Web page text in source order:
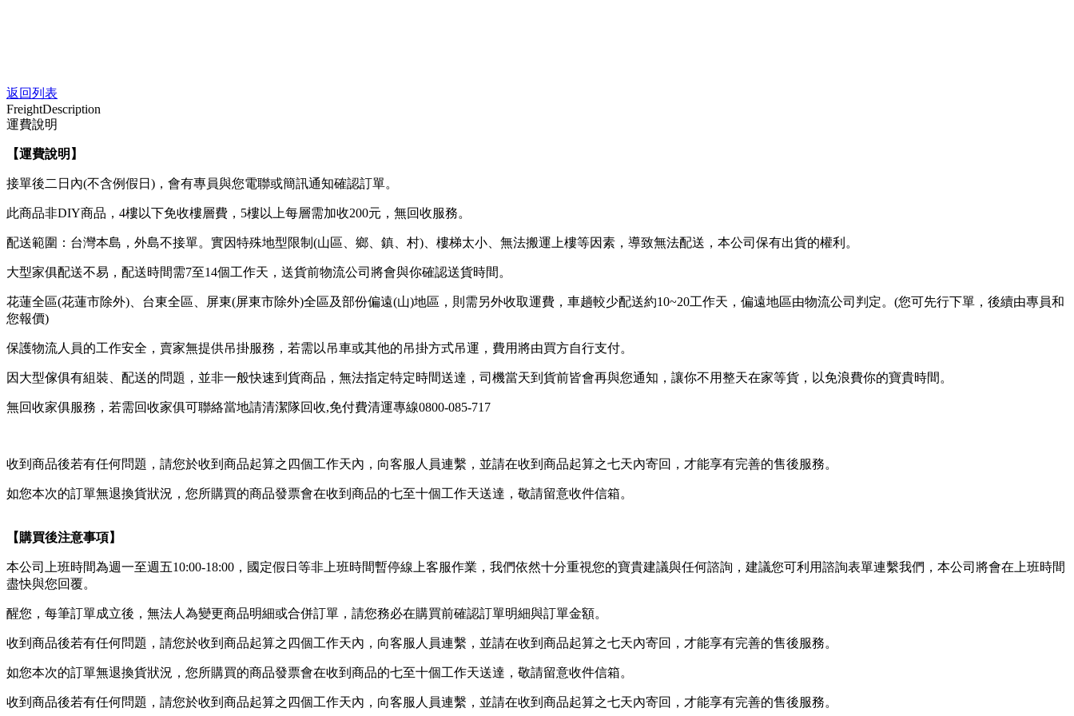
返回列表
FreightDescription
運費說明
【運費說明 】
接單後二日內(不含例假日)，會有專員與您電聯或簡訊通知確認訂單。
此商品非DIY商品，4樓以下免收樓層費，5樓以上每層需加收200元，無回收服務。
配送範圍：台灣本島，外島不接單。實因特殊地型限制(山區、鄉、鎮、村)、樓梯太小、無法搬運上樓等因素，導致無法配送，本公司保有出貨的權利。
大型家俱配送不易，配送時間需7至14個工作天，送貨前物流公司將會與你確認送貨時間。
花蓮全區(花蓮市除外)、台東全區、屏東(屏東市除外)全區及部份偏遠(山)地區，則需另外收取運費，車趟較少配送約10~20工作天，偏遠地區由物流公司判定。(您可先行下單，後續由專員和
您報價)
保護物流人員的工作安全，賣家無提供吊掛服務，若需以吊車或其他的吊掛方式吊運，費用將由買方自行支付。
因大型傢俱有組裝、配送的問題，並非一般快速到貨商品，無法指定特定時間送達，司機當天到貨前皆會再與您通知，讓你不用整天在家等貨，以免浪費你的寶貴時間。
無回收家俱服務，若需回收家俱可聯絡當地請清潔隊回收,免付費清運專線0800-085-717
收到商品後若有任何問題，請您於收到商品起算之四個工作天內，向客服人員連繫，並請在收到商品起算之七天內寄回，才能享有完善的售後服務。
如您本次的訂單無退換貨狀況，您所購買的商品發票會在收到商品的七至十個工作天送達，敬請留意收件信箱。
【購買後注意事項】
本公司上班時間為週一至週五10:00-18:00，國定假日等非上班時間暫停線上客服作業，我們依然十分重視您的寶貴建議與任何諮詢，建議您可利用諮詢表單連繫我們，本公司將會在上班時間
盡快與您回覆。
醒您，每筆訂單成立後，無法人為變更商品明細或合併訂單，請您務必在購買前確認訂單明細與訂單金額。
收到商品後若有任何問題，請您於收到商品起算之四個工作天內，向客服人員連繫，並請在收到商品起算之七天內寄回，才能享有完善的售後服務。
如您本次的訂單無退換貨狀況，您所購買的商品發票會在收到商品的七至十個工作天送達，敬請留意收件信箱。
收到商品後若有任何問題，請您於收到商品起算之四個工作天內，向客服人員連繫，並請在收到商品起算之七天內寄回，才能享有完善的售後服務。